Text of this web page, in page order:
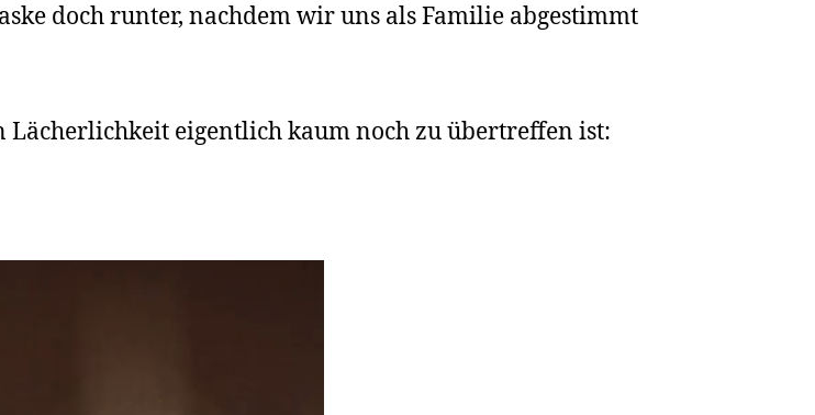
doch runter, nachdem wir uns als Familie abgestimmt
Lächerlichkeit eigentlich kaum noch zu übertreffen ist: